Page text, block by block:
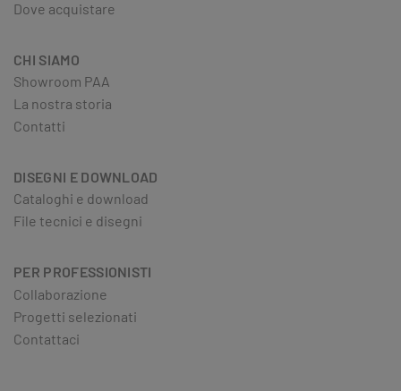
Dove acquistare
CHI SIAMO
Showroom PAA
La nostra storia
Contatti
DISEGNI E DOWNLOAD
Cataloghi e download
File tecnici e disegni
PER PROFESSIONISTI
Collaborazione
Progetti selezionati
Contattaci